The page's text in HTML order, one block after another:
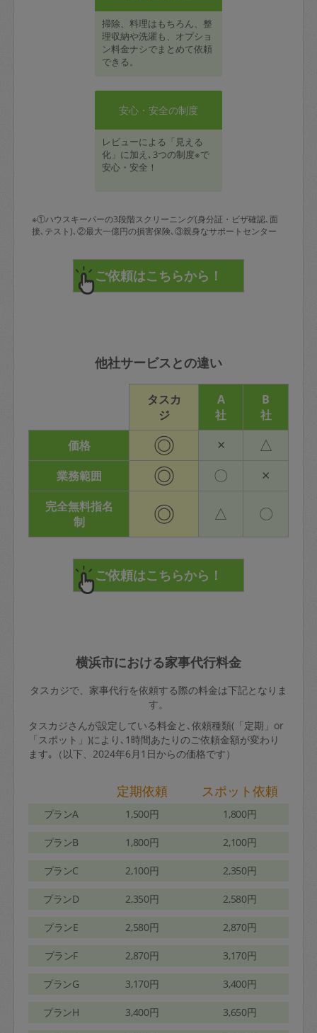
掃除、料理はもちろん、整
理収納や洗濯も、オプショ
ン料金ナシでまとめて依頼
できる。
安心・安全の制度
レビューによる「見える
化」に加え､3つの制度※で
安心・安全！
※①ハウスキーパーの3段階スクリーニング(身分証・ビザ確認､面
接､テスト)､②最大一億円の損害保険､③親身なサポートセンター
他社サービスとの違い
タスカ
ジ
A
社
B
社
価格
◎ × △
業務範囲 ◎ 〇 ×
完全無料指名
制
◎ △ 〇
横浜市における家事代行料金
タスカジで、家事代行を依頼する際の料金は下記となりま
す。
タスカジさんが設定している料金と､依頼種類(「定期」or
「スポット」)により､1時間あたりのご依頼金額が変わり
ます｡（以下、2024年6月1日からの価格です）
定期依頼 スポット依頼
プランA 1,500円 1,800円
プランB 1,800円 2,100円
プランC 2,100円 2,350円
プランD 2,350円 2,580円
プランE 2,580円 2,870円
プランF 2,870円 3,170円
プランG 3,170円 3,400円
プランH 3,400円 3,650円